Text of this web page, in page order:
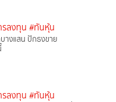
รลงทุน #ทันหุ้น
บางแสน ปักธงขาย
รลงทุน #ทันหุ้น